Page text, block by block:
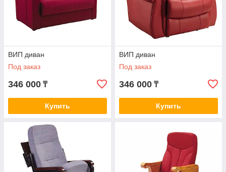
ВИП диван
Под заказ
346 000 ₸
Купить
ВИП диван
Под заказ
346 000 ₸
Купить